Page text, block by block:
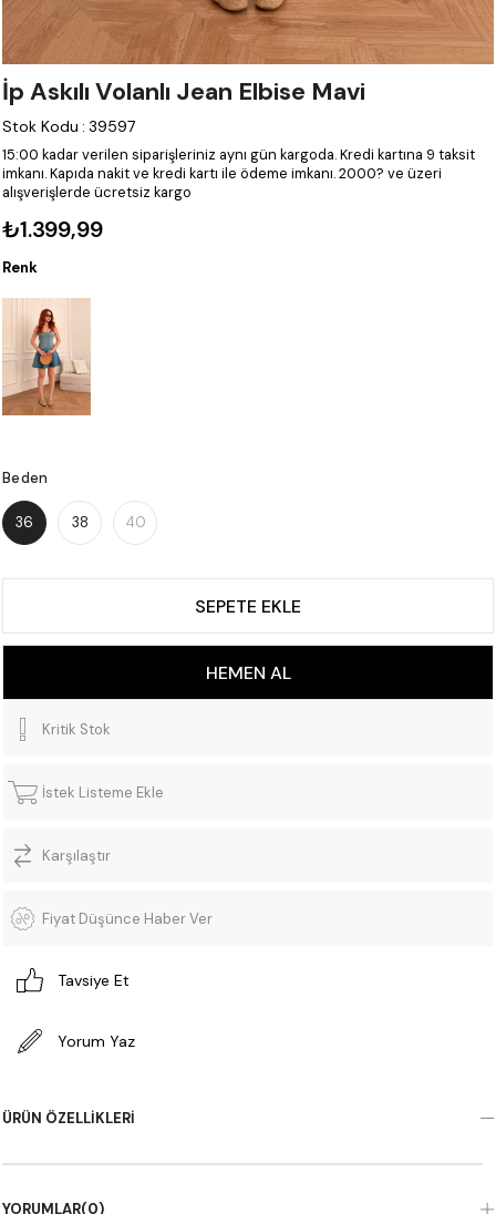
İp Askılı Volanlı Jean Elbise Mavi
Stok Kodu : 39597
15:00 kadar verilen siparişleriniz aynı gün kargoda.Kredi kartına 9 taksit
imkanı.Kapıda nakit ve kredi kartı ile ödeme imkanı.2000? ve üzeri
alışverişlerde ücretsiz kargo
₺1.399,99
Renk
Beden
36 38 40
Kritik Stok
İstek Listeme Ekle
Karşılaştır
Fiyat Düşünce Haber Ver
Tavsiye Et
Yorum Yaz
ÜRÜN ÖZELLIKLERI
YORUMLAR(0)